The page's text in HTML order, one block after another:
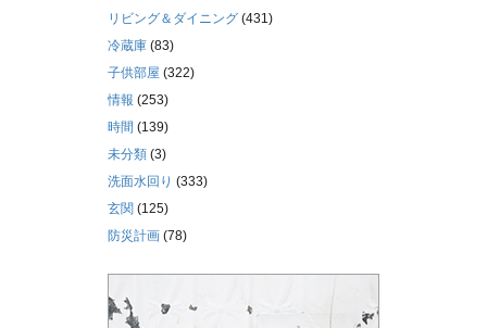
リビング＆ダイニング (431)
冷蔵庫 (83)
子供部屋 (322)
情報 (253)
時間 (139)
未分類 (3)
洗面水回り (333)
玄関 (125)
防災計画 (78)